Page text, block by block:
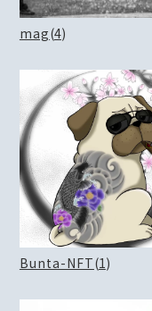
mag(4)
Bunta-NFT(1)